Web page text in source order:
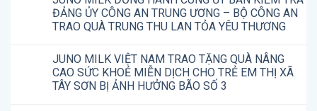
ĐẢNG ỦY CÔNG AN TRUNG ƯƠNG – BỘ CÔNG AN
TRAO QUÀ TRUNG THU LAN TỎA YÊU THƯƠNG
JUNO MILK VIỆT NAM TRAO TẶNG QUÀ NÂNG
CAO SỨC KHOẺ MIỄN DỊCH CHO TRẺ EM THỊ XÃ
TÂY SƠN BỊ ẢNH HƯỞNG BÃO SỐ 3